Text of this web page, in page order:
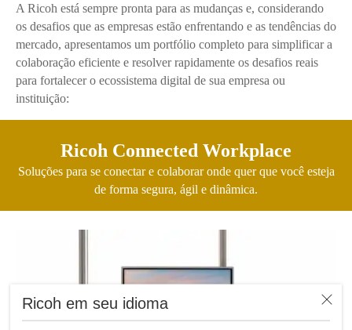
Ricoh em seu idioma
A Ricoh está sempre pronta para as mudanças e, considerando
os desafios que as empresas estão enfrentando e as tendências do
mercado, apresentamos um portfólio completo para simplificar a
colaboração eficiente e resolver rapidamente os desafios reais
para fortalecer o ecossistema digital de sua empresa ou
instituição:
Ricoh Connected Workplace
Soluções para se conectar e colaborar onde quer que você esteja
de forma segura, ágil e dinâmica.